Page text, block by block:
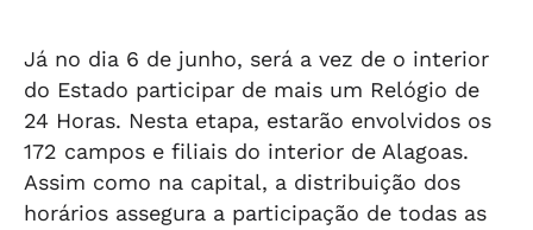
Já no dia 6 de junho, será a vez de o interior
do Estado participar de mais um Relógio de
24 Horas. Nesta etapa, estarão envolvidos os
172 campos e filiais do interior de Alagoas.
Assim como na capital, a distribuição dos
horários assegura a participação de todas as